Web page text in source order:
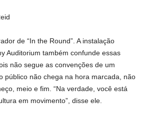
de “In the Round”. A instalação
Auditorium também confunde essas
não segue as convenções de um
público não chega na hora marcada, não
meio e fim. “Na verdade, você está
em movimento”, disse ele.